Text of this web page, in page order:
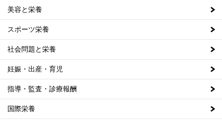
美容と栄養
スポーツ栄養
社会問題と栄養
妊娠・出産・育児
指導・監査・診療報酬
国際栄養